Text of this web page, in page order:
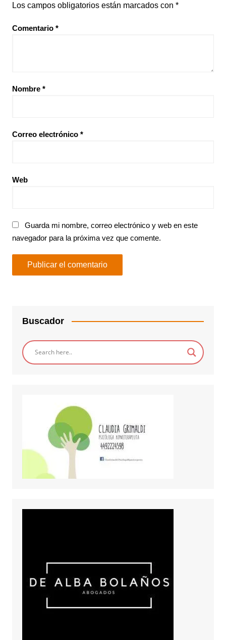
Los campos obligatorios están marcados con *
Comentario *
Nombre *
Correo electrónico *
Web
Guarda mi nombre, correo electrónico y web en este
navegador para la próxima vez que comente.
Buscador